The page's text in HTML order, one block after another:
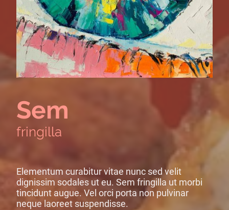
Sem
fringilla
Elementum curabitur vitae nunc sed velit
dignissim sodales ut eu. Sem fringilla ut morbi
tincidunt augue. Vel orci porta non pulvinar
neque laoreet suspendisse.